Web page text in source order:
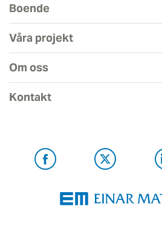
Boende
Våra projekt
Om oss
Kontakt